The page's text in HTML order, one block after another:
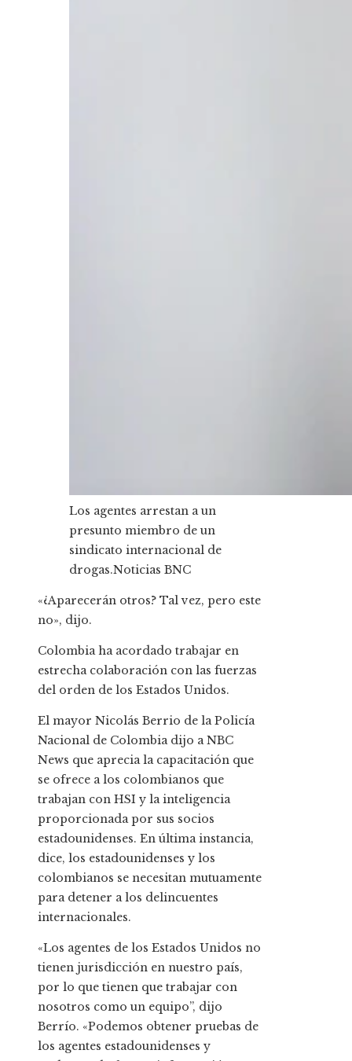
Los agentes arrestan a un
presunto miembro de un
sindicato internacional de
drogas.Noticias BNC
«¿Aparecerán otros? Tal vez, pero este
no», dijo.
Colombia ha acordado trabajar en
estrecha colaboración con las fuerzas
del orden de los Estados Unidos.
El mayor Nicolás Berrio de la Policía
Nacional de Colombia dijo a NBC
News que aprecia la capacitación que
se ofrece a los colombianos que
trabajan con HSI y la inteligencia
proporcionada por sus socios
estadounidenses. En última instancia,
dice, los estadounidenses y los
colombianos se necesitan mutuamente
para detener a los delincuentes
internacionales.
«Los agentes de los Estados Unidos no
tienen jurisdicción en nuestro país,
por lo que tienen que trabajar con
nosotros como un equipo”, dijo
Berrío. «Podemos obtener pruebas de
los agentes estadounidenses y